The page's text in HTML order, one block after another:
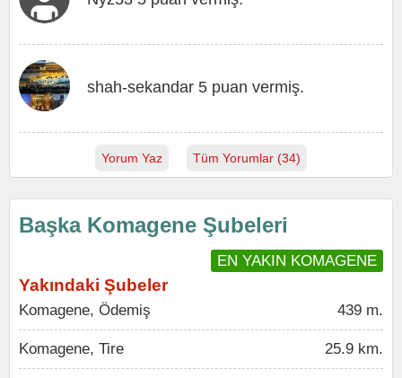
shah-sekandar 5 puan vermiş.
Yorum Yaz Tüm Yorumlar (34)
Başka Komagene Şubeleri
EN YAKIN KOMAGENE
Yakındaki Şubeler
Komagene, Ödemiş 439 m.
Komagene, Tire 25.9 km.